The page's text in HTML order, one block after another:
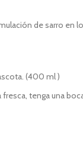
de sarro en
(400 ml )
tenga una